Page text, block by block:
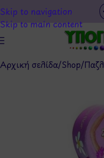
Skip to navigation
Skip to main content
Αρχική σελίδα/Shop/Παζλ